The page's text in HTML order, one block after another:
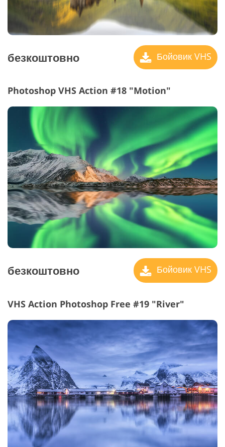
безкоштовно Бойовик VHS
Photoshop VHS Action #18 "Motion"
безкоштовно Бойовик VHS
VHS Action Photoshop Free #19 "River"